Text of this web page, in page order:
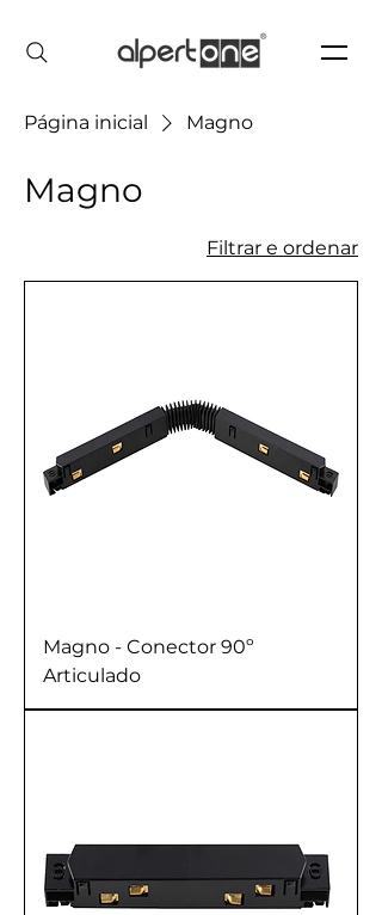
Página inicial Magno
Magno
Filtrar e ordenar
Magno - Conector 90º
Articulado